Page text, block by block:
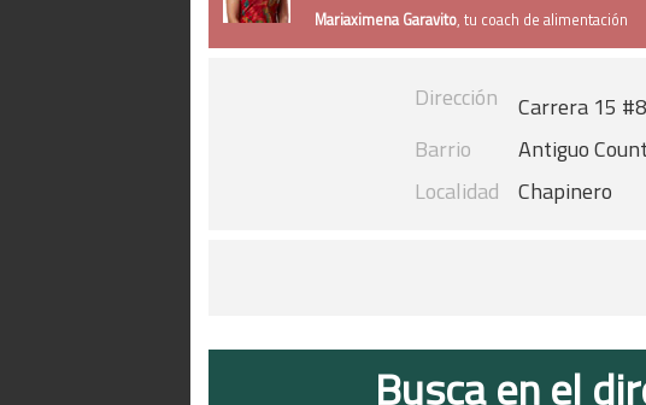
Mariaximena Garavito, tu coach de alimentación
Dirección
Carrera 15
Barrio
Antiguo
Localidad
Chapinero
Busca en el